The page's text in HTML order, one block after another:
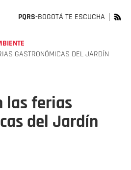
PQRS-BOGOTÁ TE ESCUCHA
GASTRONÓMICAS DEL JARDÍN
las ferias
del Jardín